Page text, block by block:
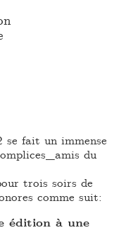
se fait un immense
du
trois soirs de
comme suit:
édition à une